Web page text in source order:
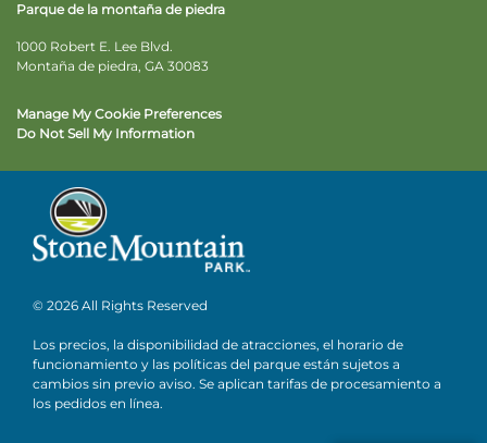
Parque de la montaña de piedra
1000 Robert E. Lee Blvd.
Montaña de piedra, GA 30083
Manage My Cookie Preferences
Do Not Sell My Information
© 2026 All Rights Reserved
Los precios, la disponibilidad de atracciones, el horario de
funcionamiento y las políticas del parque están sujetos a
cambios sin previo aviso. Se aplican tarifas de procesamiento a
los pedidos en línea.